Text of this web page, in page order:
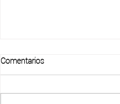
Comentarios